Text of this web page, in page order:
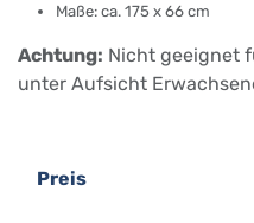
Maße: ca. 175 x 66 cm
Achtung: Nicht geeignet
unter Aufsicht
Preis